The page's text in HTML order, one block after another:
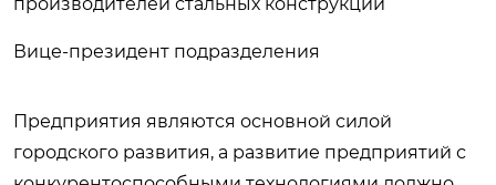
Вице-президент подразделения
Предприятия являются основной силой
городского развития, а развитие предприятий с